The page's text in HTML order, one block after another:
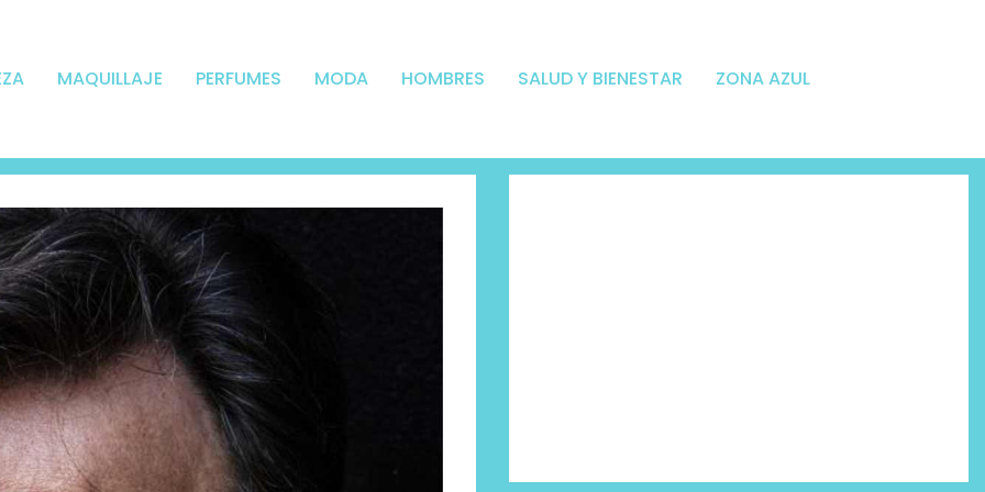
MAQUILLAJE PERFUMES MODA HOMBRES SALUD Y BIENESTAR ZONA AZUL